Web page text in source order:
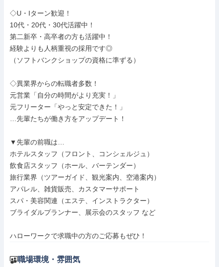
◇U・Iターン歓迎！
10代・20代・30代活躍中！
第二新卒・高卒者の方も活躍中！
経験よりも人柄重視の採用です◎
（ソフトバンクショップの資格に準ずる）
◇異業界からの転職者多数！
元営業「自分の時間がより充実！」
元フリーター「やっと安定できた！」
…先輩たちが働き方をアップデート！
▼先輩の前職は…
ホテルスタッフ（フロント、コンシェルジュ）
飲食店スタッフ（ホール、バーテンダー）
旅行業界（ツアーガイド、観光案内、空港案内）
アパレル、雑貨販売、カスタマーサポート
スパ・美容関連（エステ、インストラクター）
ブライダルプランナー、展示会のスタッフ など
ハローワークで求職中の方のご応募もぜひ！
職場環境・雰囲気